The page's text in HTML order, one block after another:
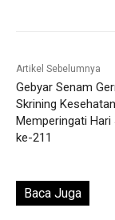
Artikel Sebelumnya
Gebyar Senam
Skrining Kesehatan
Memperingati Hari
ke-211
Baca Juga